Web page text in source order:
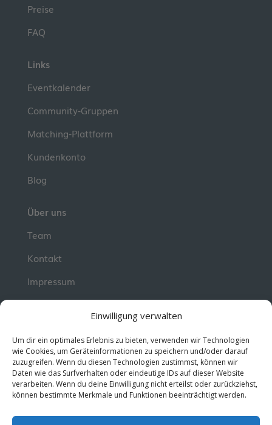
Einwilligung verwalten
Um dir ein optimales Erlebnis zu bieten, verwenden wir Technologien
wie Cookies, um Geräteinformationen zu speichern und/oder darauf
zuzugreifen. Wenn du diesen Technologien zustimmst, können wir
Daten wie das Surfverhalten oder eindeutige IDs auf dieser Website
verarbeiten. Wenn du deine Einwilligung nicht erteilst oder zurückziehst,
können bestimmte Merkmale und Funktionen beeinträchtigt werden.
Preise
FAQ
Links
Eventkalender
Community-Gruppen
Matching-Plattform
Kundenkonto
Blog
Über uns
Team
Kontakt
Impressum
Erhalte jeden Dienstag wertvolle Impulse und
Wissen für deine berufliche Entwicklung.Jetzt
kostenlos abonnieren!
© 2026 MentorMe. Alle Rechte vorbehalten.